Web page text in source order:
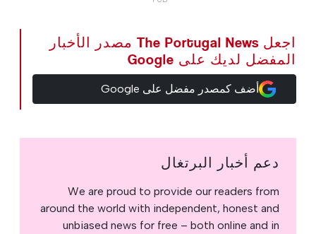
اجعل The Portugal News مصدر الأخبار
المفضل لديك على Google
أضف كمصدر مفضل على Google
دعم أخبار البرتغال
We are proud to provide our readers from
around the world with independent, honest and
unbiased news for free – both online and in